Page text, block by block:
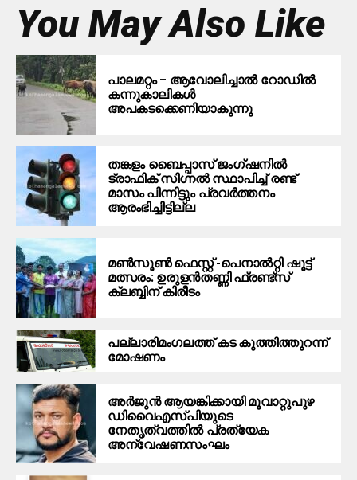
You May Also Like
പാലമറ്റം – ആവോലിച്ചാൽ റോഡിൽ
കന്നുകാലികൾ
അപകടക്കെണിയാകുന്നു
തങ്കളം ബൈപ്പാസ് ജംഗ്ഷനിൽ
ട്രാഫിക് സിഗ്നല്‍ സ്ഥാപിച്ച് രണ്ട്
മാസം പിന്നിട്ടും പ്രവർത്തനം
ആരംഭിച്ചിട്ടില്ല
മൺസൂൺ ഫെസ്റ്റ് -പെനാൽറ്റി ഷൂട്ട്
മത്സരം: ഉരുളൻതണ്ണി ഫ്രണ്ട്സ്
ക്ലബ്ബിന് കിരീടം
പ​ല്ലാ​രി​മം​ഗ​ല​ത്ത് ക​ട കു​ത്തി​ത്തുറ​ന്ന്
മോ​ഷ​ണം
അര്‍ജുന്‍ ആയങ്കിക്കായി മൂവാറ്റുപുഴ
ഡിവൈഎസ്പിയുടെ
നേതൃത്വത്തില്‍ പ്രത്യേക
അന്വേഷണസംഘം